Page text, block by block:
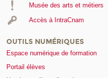
Musée des arts et métiers
Accès à IntraCnam
OUTILS NUMÉRIQUES
Espace numérique de formation
Portail élèves